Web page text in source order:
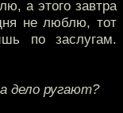
а этого завтра
не люблю, тот
по заслугам.
дело ругают?